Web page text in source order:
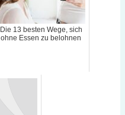
Die 13 besten Wege, sich
ohne Essen zu belohnen